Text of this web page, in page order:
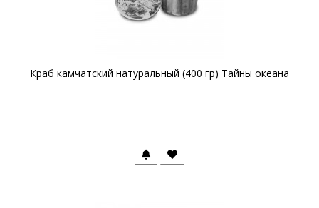
Краб камчатский натуральный (400 гр) Тайны океана